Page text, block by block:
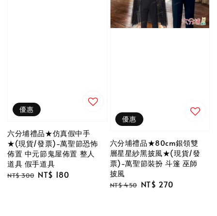
優惠
六分埔禮品★仿真假中手
★(現貨/發票)-萬聖節恐怖
佈置 中元節鬼屋佈置 整人
道具 假手道具
Regular
NT$ 300 Sale
NT$ 180
優惠
六分埔禮品★80cm銀領雙
層星星紗黑披風★(現貨/發
票)-萬聖節裝扮 斗篷 巫師
披風
Regular
NT$ 450 Sale
NT$ 270